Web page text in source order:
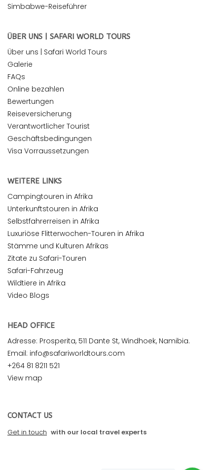
Simbabwe-Reiseführer
ÜBER UNS | SAFARI WORLD TOURS
Über uns | Safari World Tours
Galerie
FAQs
Online bezahlen
Bewertungen
Reiseversicherung
Verantwortlicher Tourist
Geschäftsbedingungen
Visa Vorraussetzungen
WEITERE LINKS
Campingtouren in Afrika
Unterkunftstouren in Afrika
Selbstfahrerreisen in Afrika
Luxuriöse Flitterwochen-Touren in Afrika
Stämme und Kulturen Afrikas
Zitate zu Safari-Touren
Safari-Fahrzeug
Wildtiere in Afrika
Video Blogs
HEAD OFFICE
Adresse: Prosperita, 511 Dante St, Windhoek, Namibia.
Email: info@safariworldtours.com
+264 81 8211 521
View map
CONTACT US
Get in touch with our local travel experts